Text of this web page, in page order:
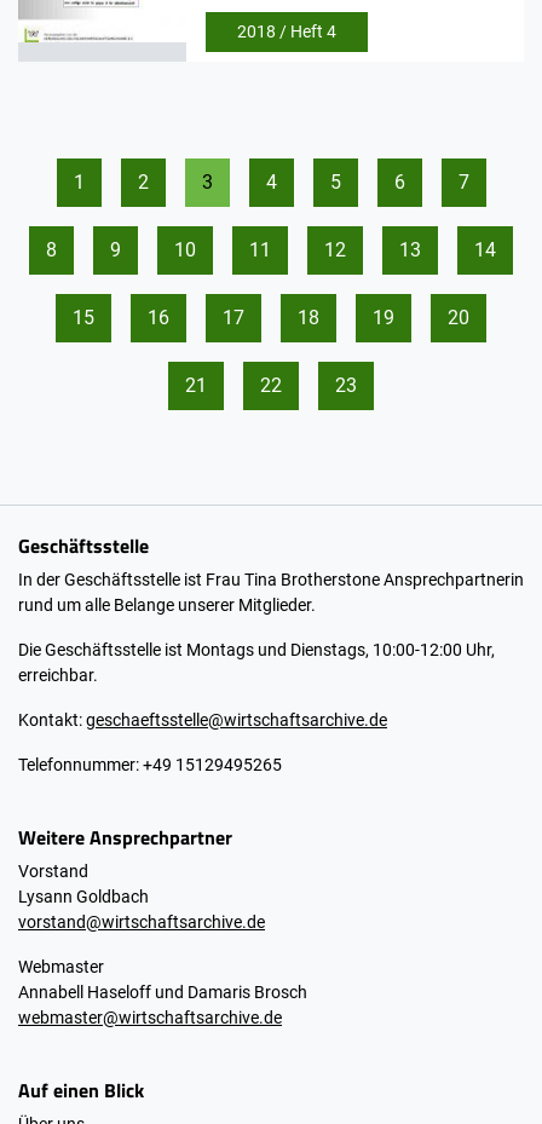
2018 / Heft 4
1 2 3 4 5 6 7
8 9 10 11 12 13 14
15 16 17 18 19 20
21 22 23
Geschäftsstelle
In der Geschäftsstelle ist Frau Tina Brotherstone Ansprechpartnerin
rund um alle Belange unserer Mitglieder.
Die Geschäftsstelle ist Montags und Dienstags, 10:00-12:00 Uhr,
erreichbar.
Kontakt:geschaeftsstelle@wirtschaftsarchive.de
Telefonnummer: +49 15129495265
Weitere Ansprechpartner
Vorstand
Lysann Goldbach
vorstand@wirtschaftsarchive.de
Webmaster
Annabell Haseloff und Damaris Brosch
webmaster@wirtschaftsarchive.de
Auf einen Blick